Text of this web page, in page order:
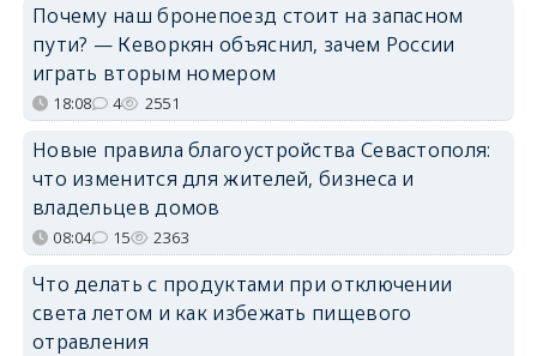
Почему наш бронепоезд стоит на запасном
пути? — Кеворкян объяснил, зачем России
играть вторым номером
18:08 4 2551
Новые правила благоустройства Севастополя:
что изменится для жителей, бизнеса и
владельцев домов
08:04 15 2363
Что делать с продуктами при отключении
света летом и как избежать пищевого
отравления